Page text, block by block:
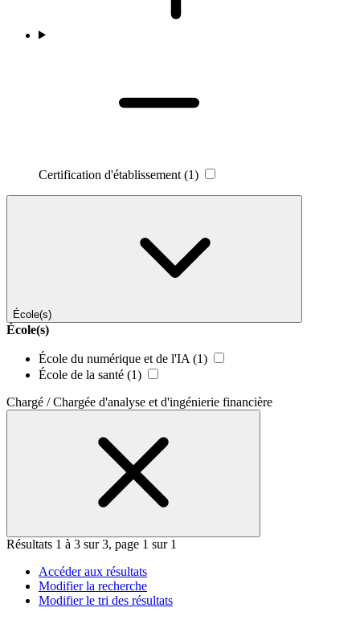
Certification d'établissement (1)
École(s)
École(s)
École du numérique et de l'IA (1)
École de la santé (1)
Chargé / Chargée d'analyse et d'ingénierie financière
Résultats 1 à 3 sur 3, page 1 sur 1
Accéder aux résultats
Modifier la recherche
Modifier le tri des résultats